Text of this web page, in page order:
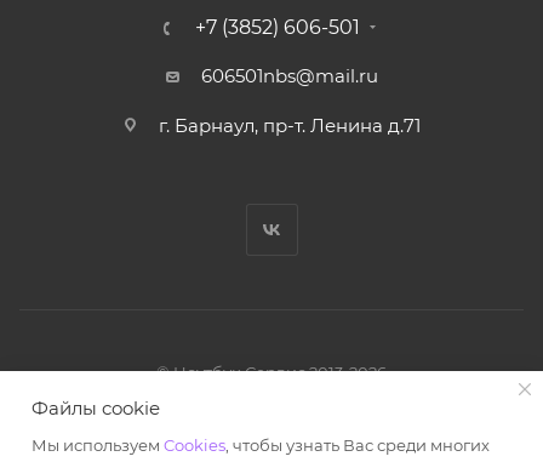
+7 (3852) 606-501
606501nbs@mail.ru
г. Барнаул, пр-т. Ленина д.71
© Ноутбук Сервис 2013-2026
Интернет-магазин запчастей и аксессуаров
Powered by: WebdEvILoper
Файлы cookie
Мы используем Cookies , чтобы узнать Вас среди многих